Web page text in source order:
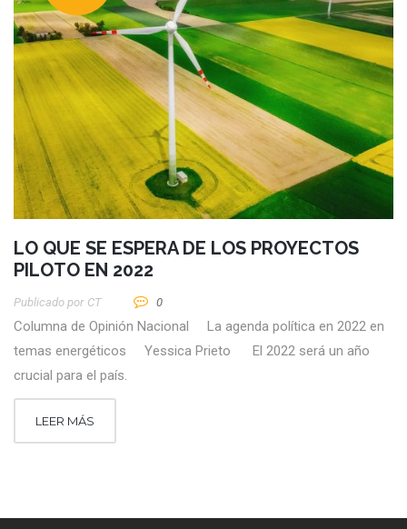
LO QUE SE ESPERA DE LOS PROYECTOS
PILOTO EN 2022
Publicado por CT 0
Columna de Opinión Nacional La agenda política en 2022 en
temas energéticos Yessica Prieto El 2022 será un año
crucial para el país.
LEER MÁS